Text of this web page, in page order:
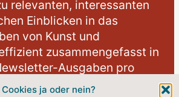
Cookies ja oder nein?
relevanten, interessanten
Einblicken in das
von Kunst und
zusammengefasst in
Ausgaben pro